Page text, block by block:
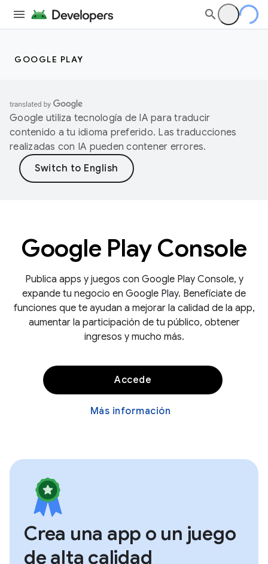
GOOGLE PLAY
Google utiliza tecnología de IA para traducir
contenido a tu idioma preferido. Las traducciones
realizadas con IA pueden contener errores.
Google Play Console
Publica apps y juegos con Google Play Console, y
expande tu negocio en Google Play. Benefíciate de
funciones que te ayudan a mejorar la calidad de la app,
aumentar la participación de tu público, obtener
ingresos y mucho más.
Accede
Más información
Crea una app o un juego
de alta calidad